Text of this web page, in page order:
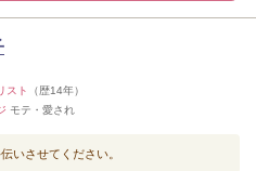
スト
（歴14年）
モテ・愛され
いさせてください。